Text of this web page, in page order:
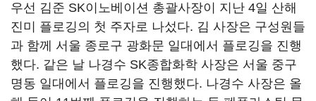
우선 김준 SK이노베이션 총괄사장이 지난 4일 산해
진미 플로깅의 첫 주자로 나섰다. 김 사장은 구성원들
과 함께 서울 종로구 광화문 일대에서 플로깅을 진행
했다. 같은 날 나경수 SK종합화학 사장은 서울 중구
명동 일대에서 플로깅을 진행했다. 나경수 사장은 올